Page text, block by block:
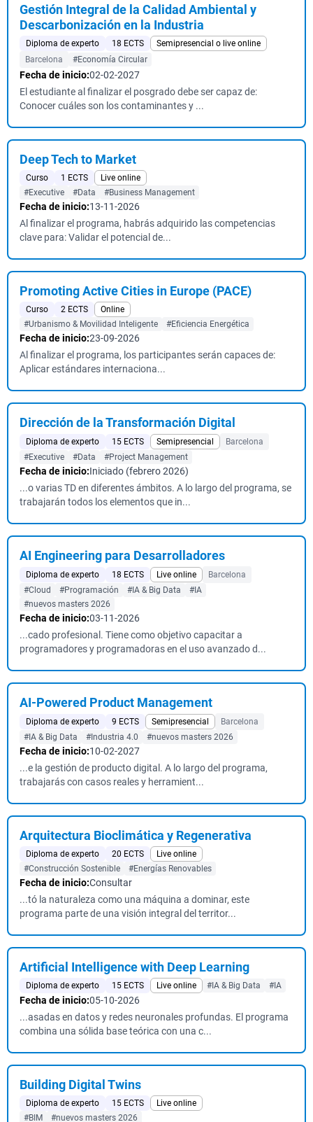
Gestión Integral de la Calidad Ambiental y
Descarbonización en la Industria
Diploma de experto 18 ECTS
Semipresencial o live online
Barcelona
#Economía Circular
Fecha de inicio:02-02-2027
El estudiante al finalizar el posgrado debe ser capaz de:
Conocer cuáles son los contaminantes y ...
Deep Tech to Market
Curso 1 ECTS
Live online
#Executive
#Data #Business Management
Fecha de inicio:13-11-2026
Al finalizar el programa, habrás adquirido las competencias
clave para: Validar el potencial de...
Promoting Active Cities in Europe (PACE)
Curso 2 ECTS
Online
#Urbanismo & Movilidad Inteligente
#Eficiencia Energética
Fecha de inicio:23-09-2026
Al finalizar el programa, los participantes serán capaces de:
Aplicar estándares internaciona...
Dirección de la Transformación Digital
Diploma de experto 15 ECTS Semipresencial
Barcelona
#Executive
#Data #Project Management
Fecha de inicio:Iniciado (febrero 2026)
...o varias TD en diferentes ámbitos. A lo largo del programa, se
trabajarán todos los elementos que in...
AI Engineering para Desarrolladores
Diploma de experto 18 ECTS Live online
Barcelona
#Cloud
#Programación #IA & Big Data
#IA
#nuevos masters 2026
Fecha de inicio:03-11-2026
...cado profesional. Tiene como objetivo capacitar a
programadores y programadoras en el uso avanzado d...
AI-Powered Product Management
Diploma de experto 9 ECTS Semipresencial
Barcelona
#IA & Big Data
#Industria 4.0 #nuevos masters 2026
Fecha de inicio:10-02-2027
...e la gestión de producto digital. A lo largo del programa,
trabajarás con casos reales y herramient...
Arquitectura Bioclimática y Regenerativa
Diploma de experto 20 ECTS
Live online
#Construcción Sostenible
#Energías Renovables
Fecha de inicio:Consultar
...tó la naturaleza como una máquina a dominar, este
programa parte de una visión integral del territor...
Artificial Intelligence with Deep Learning
Diploma de experto 15 ECTS Live online #IA & Big Data #IA
Fecha de inicio:05-10-2026
...asadas en datos y redes neuronales profundas. El programa
combina una sólida base teórica con una c...
Building Digital Twins
Diploma de experto 15 ECTS
Live online
#BIM
#nuevos masters 2026